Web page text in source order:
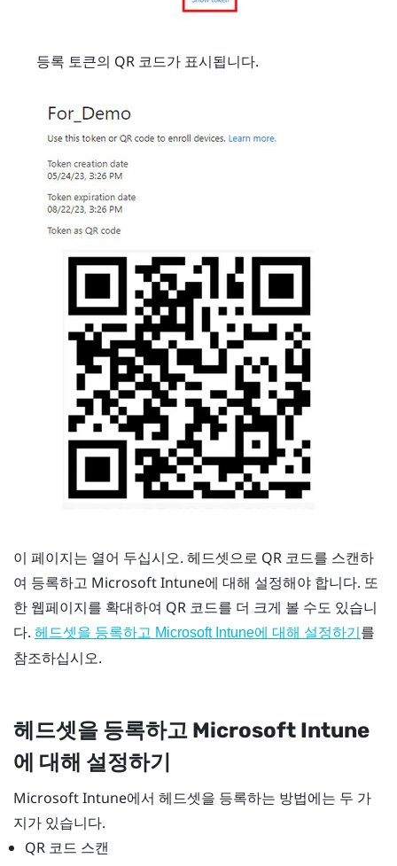
등록 토큰의 QR 코드가 표시됩니다.
이 페이지는 열어 두십시오. 헤드셋으로 QR 코드를 스캔하
여 등록하고 Microsoft Intune에 대해 설정해야 합니다. 또
한 웹페이지를 확대하여 QR 코드를 더 크게 볼 수도 있습니
다. 헤드셋을 등록하고 Microsoft Intune에 대해 설정하기 를
참조하십시오.
헤드셋을 등록하고 Microsoft Intune
에 대해 설정하기
Microsoft Intune에서 헤드셋을 등록하는 방법에는 두 가
지가 있습니다.
QR 코드 스캔